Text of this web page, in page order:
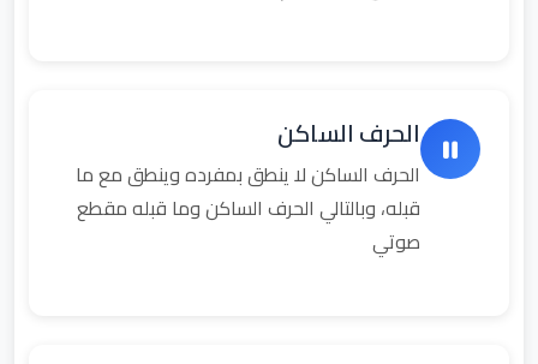
الحرف الساكن
الحرف الساكن لا ينطق بمفرده وينطق مع ما
قبله، وبالتالي الحرف الساكن وما قبله مقطع
صوتي